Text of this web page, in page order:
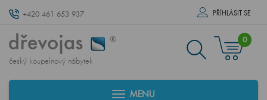
+420 461 653 937 PŘÍHLÁSIT SE
český koupelnový nábytek
0
MENU